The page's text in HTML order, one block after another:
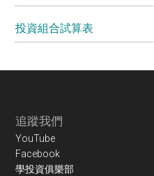
投資組合試算表
Footer
追蹤我們
YouTube
Facebook
學投資俱樂部